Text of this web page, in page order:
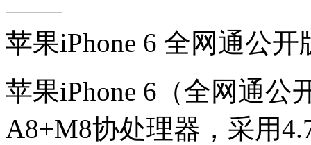
苹果iPhone 6 全网通公开
苹果iPhone 6（全网通公
A8+M8协处理器，采用